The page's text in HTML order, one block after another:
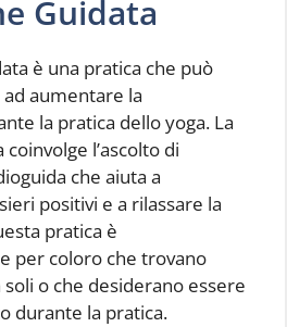
Guidata
è una pratica che può
aumentare la
la pratica dello yoga. La
l’ascolto di
che aiuta a
positivi e a rilassare la
pratica è
per coloro che trovano
o che desiderano essere
durante la pratica.